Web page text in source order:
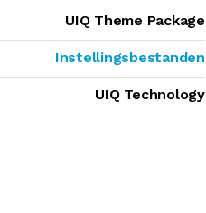
UIQ Theme Package
Instellingsbestanden
UIQ Technology